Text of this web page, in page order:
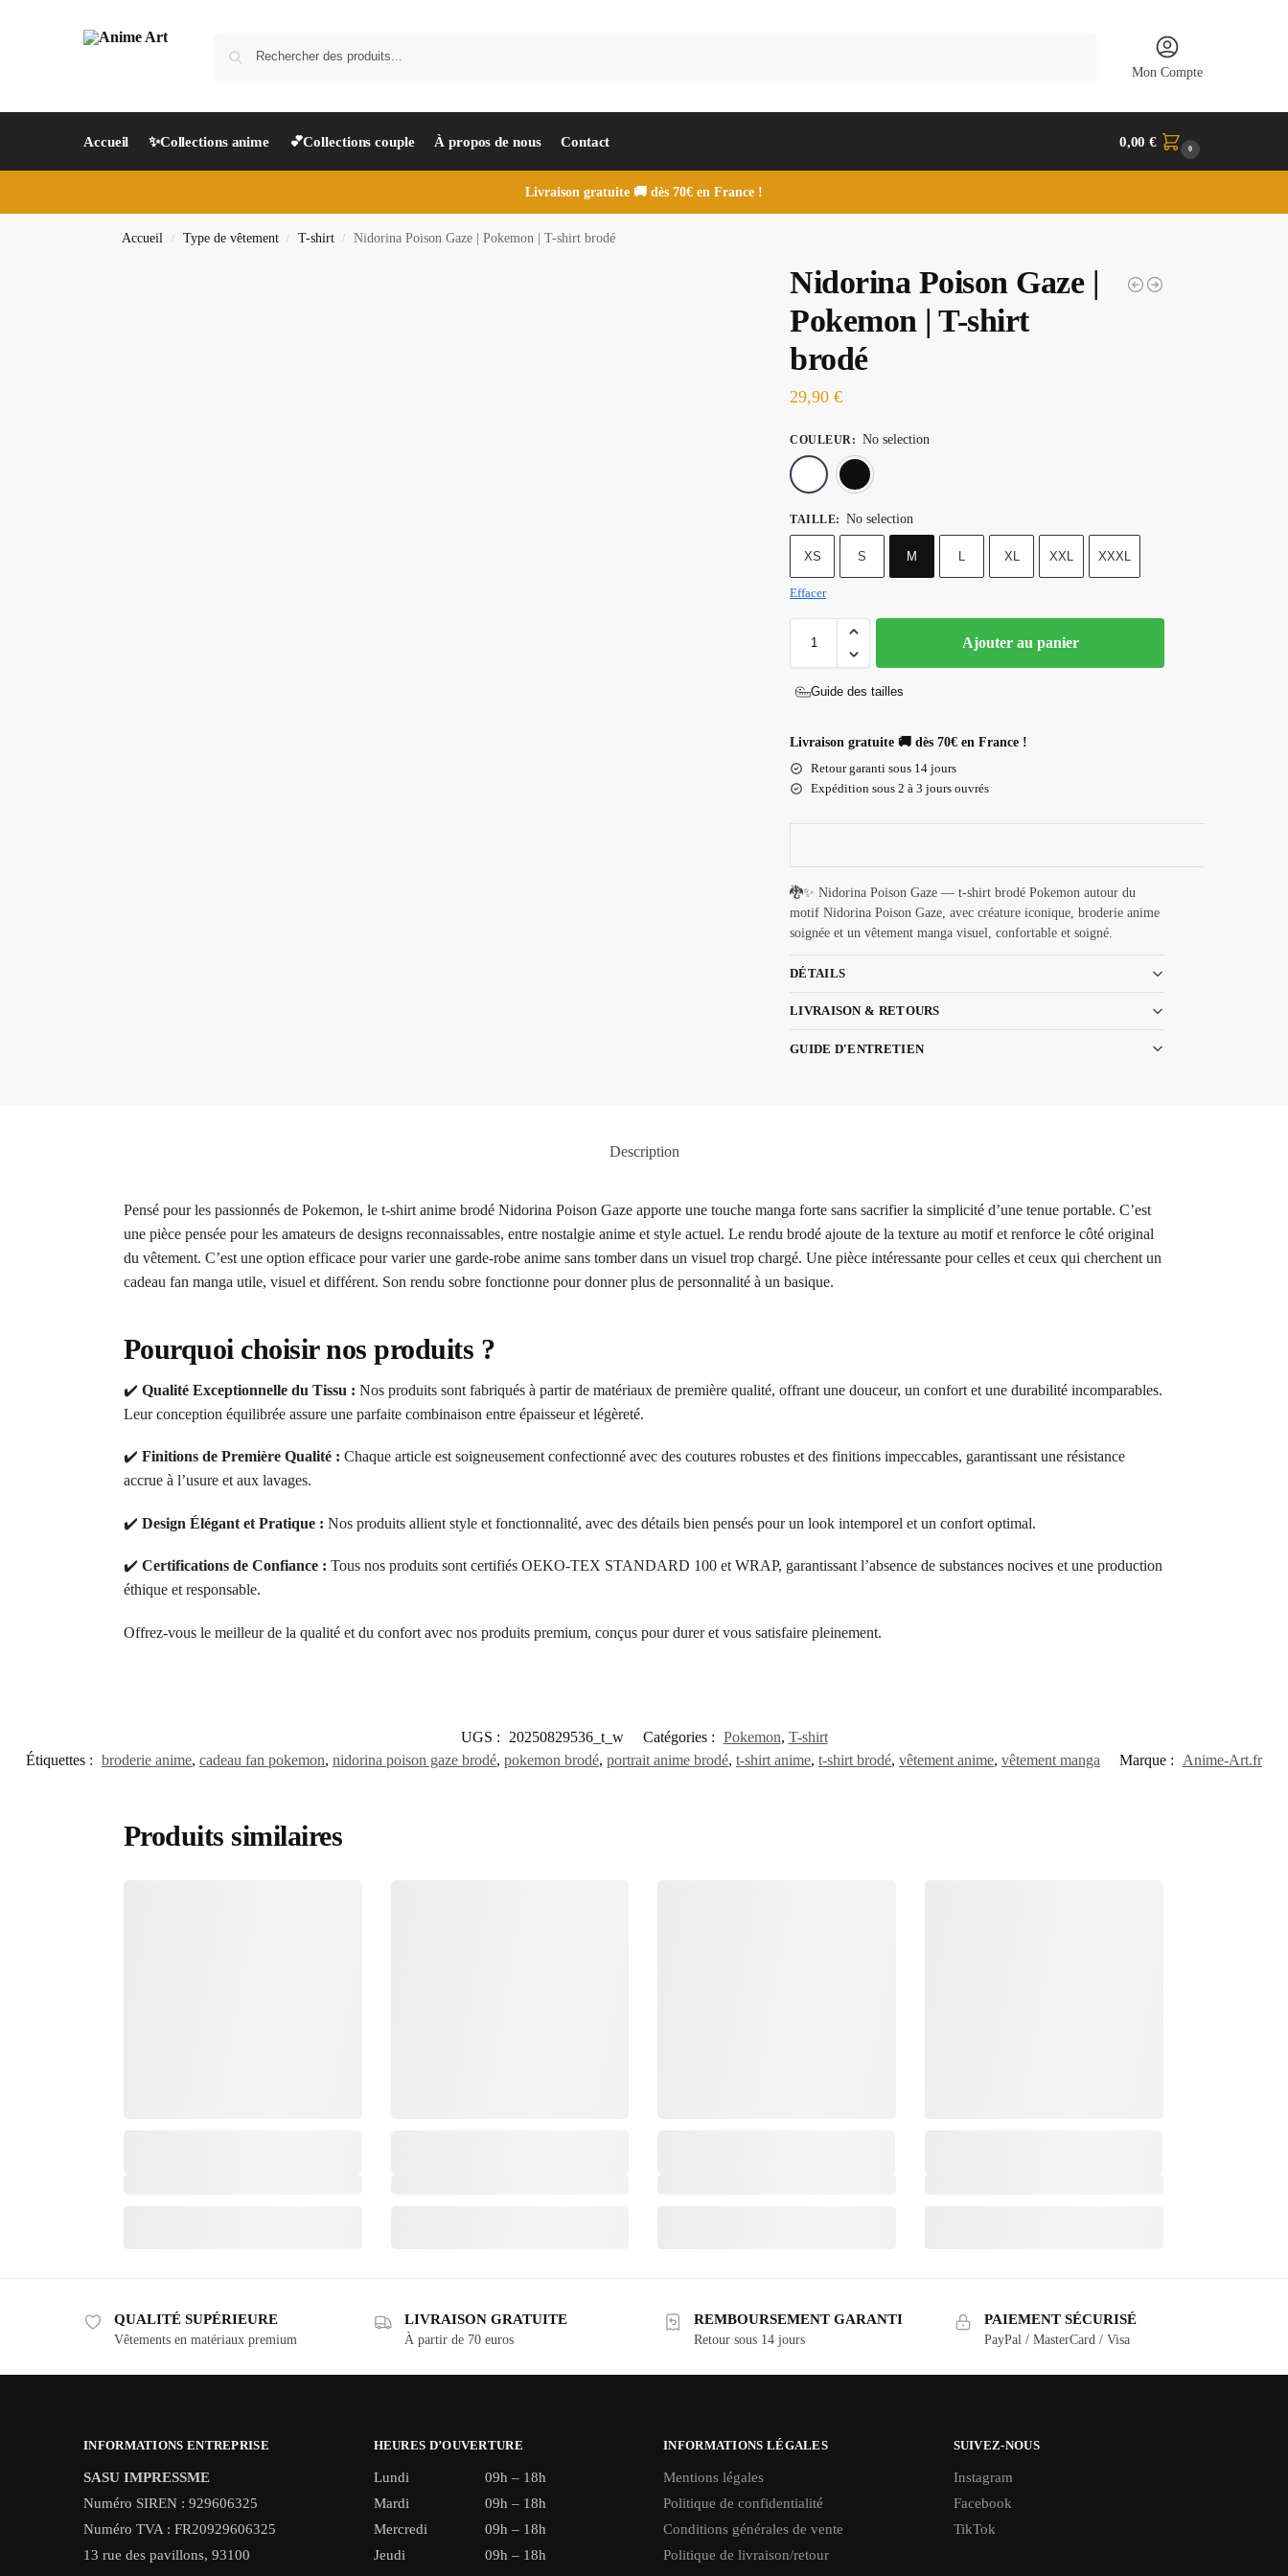
Mon Compte
Accueil ✨Collections anime 💕Collections couple À propos de nous Contact 0,00€ 0
Livraison gratuite 🚚 dès 70€ en France !
Accueil / Type de vêtement / T-shirt / Nidorina Poison Gaze | Pokemon | T-shirt brodé
Nidorina Poison Gaze |
Pokemon | T-shirt
brodé
29,90€
COULEUR : No selection
TAILLE: No selection
XS S M L XL XXL XXXL
Effacer
Ajouter au panier
Guide des tailles
Livraison gratuite 🚚 dès 70€ en France !
Retour garanti sous 14 jours
Expédition sous 2 à 3 jours ouvrés
🐉✨ Nidorina Poison Gaze — t-shirt brodé Pokemon autour du
motif Nidorina Poison Gaze, avec créature iconique, broderie anime
soignée et un vêtement manga visuel, confortable et soigné.
DÉTAILS
LIVRAISON & RETOURS
GUIDE D'ENTRETIEN
Description
Pensé pour les passionnés de Pokemon, le t-shirt anime brodé Nidorina Poison Gaze apporte une touche manga forte sans sacrifier la simplicité d’une tenue portable. C’est
une pièce pensée pour les amateurs de designs reconnaissables, entre nostalgie anime et style actuel. Le rendu brodé ajoute de la texture au motif et renforce le côté original
du vêtement. C’est une option efficace pour varier une garde-robe anime sans tomber dans un visuel trop chargé. Une pièce intéressante pour celles et ceux qui cherchent un
cadeau fan manga utile, visuel et différent. Son rendu sobre fonctionne pour donner plus de personnalité à un basique.
Pourquoi choisir nos produits ?
✔️ Qualité Exceptionnelle du Tissu : Nos produits sont fabriqués à partir de matériaux de première qualité, offrant une douceur, un confort et une durabilité incomparables.
Leur conception équilibrée assure une parfaite combinaison entre épaisseur et légèreté.
✔️ Finitions de Première Qualité : Chaque article est soigneusement confectionné avec des coutures robustes et des finitions impeccables, garantissant une résistance
accrue à l’usure et aux lavages.
✔️ Design Élégant et Pratique : Nos produits allient style et fonctionnalité, avec des détails bien pensés pour un look intemporel et un confort optimal.
✔️ Certifications de Confiance : Tous nos produits sont certifiés OEKO-TEX STANDARD 100 et WRAP, garantissant l’absence de substances nocives et une production
éthique et responsable.
Offrez-vous le meilleur de la qualité et du confort avec nos produits premium, conçus pour durer et vous satisfaire pleinement.
UGS : 20250829536_t_w Catégories : Pokemon, T-shirt
Étiquettes : broderie anime, cadeau fan pokemon, nidorina poison gaze brodé, pokemon brodé, portrait anime brodé, t-shirt anime, t-shirt brodé, vêtement anime, vêtement manga Marque : Anime-Art.fr
Produits similaires
QUALITÉ SUPÉRIEURE
Vêtements en matériaux premium
LIVRAISON GRATUITE
À partir de 70 euros
REMBOURSEMENT GARANTI
Retour sous 14 jours
PAIEMENT SÉCURISÉ
PayPal / MasterCard / Visa
INFORMATIONS ENTREPRISE
SASU IMPRESSME
Numéro SIREN : 929606325
Numéro TVA : FR20929606325
13 rue des pavillons, 93100
HEURES D’OUVERTURE
Lundi
09h – 18h
Mardi
09h – 18h
Mercredi
09h – 18h
Jeudi
09h – 18h
INFORMATIONS LÉGALES
Mentions légales
Politique de confidentialité
Conditions générales de vente
Politique de livraison/retour
SUIVEZ-NOUS
Instagram
Facebook
TikTok